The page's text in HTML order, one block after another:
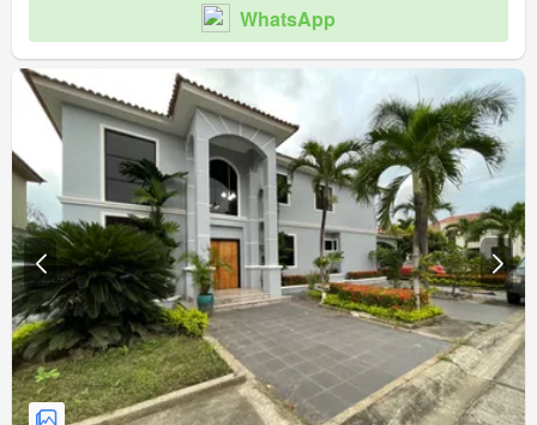
WhatsApp